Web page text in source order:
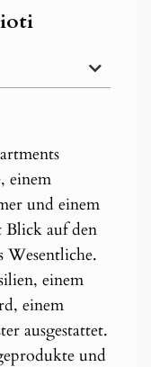
einem
und einem
Blick auf den
Wesentliche.
einem
einem
ausgestattet.
und